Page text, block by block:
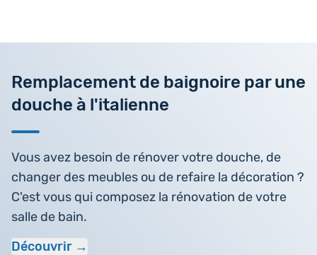
Remplacement de baignoire par une
douche à l'italienne
Vous avez besoin de rénover votre douche, de
changer des meubles ou de refaire la décoration ?
C'est vous qui composez la rénovation de votre
salle de bain.
Découvrir